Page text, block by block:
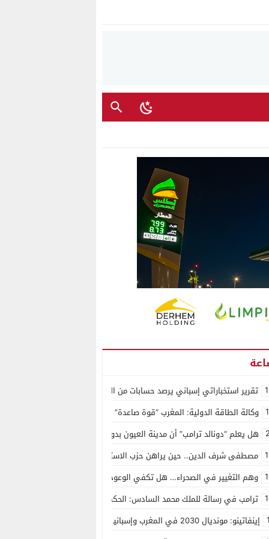
تقرير استخباراتي إسباني يرصد حسابات من الجزائر وأرقاما بـ”213+” ضمن حملة رقمية منظمة حرّضت على اقتحام سبتة
وكالة الطاقة الدولية: المغرب “قوة صاعدة” في سوق المعادن الاستراتيجية
هل يعلم “دونالد ترامب” أن مدينة العيون بدون ماء؟
مصطفى شرف الدين.. حين يراهن حزب الاستقلال على الكفاءة ويمنح الشباب
وهم التغيير في الصحراء… هل تكفي الوعود الفارغة لصناعة الواقع؟
ترامب في رسالة للملك محمد السادس: الحكم الذاتي هو الأساس الوحيد لحل
إينفاتينو: مونديال 2030 في المغرب وإسبانيا والبرتغال سيكون “الأجمل في التاريخ”